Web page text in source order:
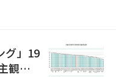
グ」19
観的